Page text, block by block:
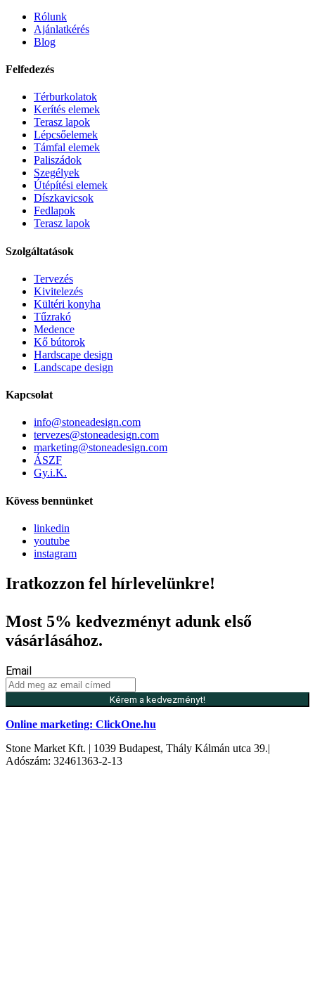
Rólunk
Ajánlatkérés
Blog
Felfedezés
Térburkolatok
Kerítés elemek
Terasz lapok
Lépcsőelemek
Támfal elemek
Paliszádok
Szegélyek
Útépítési elemek
Díszkavicsok
Fedlapok
Terasz lapok
Szolgáltatások
Tervezés
Kivitelezés
Kültéri konyha
Tűzrakó
Medence
Kő bútorok
Hardscape design
Landscape design
Kapcsolat
info@stoneadesign.com
tervezes@stoneadesign.com
marketing@stoneadesign.com
ÁSZF
Gy.i.K.
Kövess bennünket
linkedin
youtube
instagram
Iratkozzon fel hírlevelünkre!
Most 5% kedvezményt adunk első
vásárlásához.
Email
Kérem a kedvezményt!
Online marketing: ClickOne.hu
Stone Market Kft. | 1039 Budapest, Thály Kálmán utca 39.|
Adószám: 32461363-2-13